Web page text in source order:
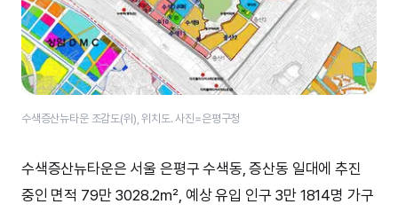
수색증산뉴타운 조감도(위), 위치도. 사진=은평구청
수색증산뉴타운은 서울 은평구 수색동, 증산동 일대에 추진
중인 면적 79만 3028.2㎡, 예상 유입 인구 3만 1814명 가구